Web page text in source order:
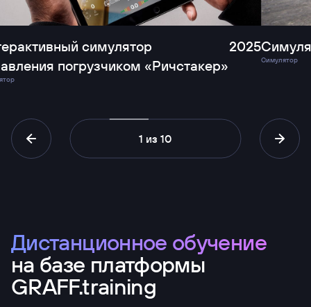
симулятор
погрузчиком «Ричстакер»
2025
Симулятор
1 из 10
Дистанционное обучение
на базе платформы
GRAFF.training